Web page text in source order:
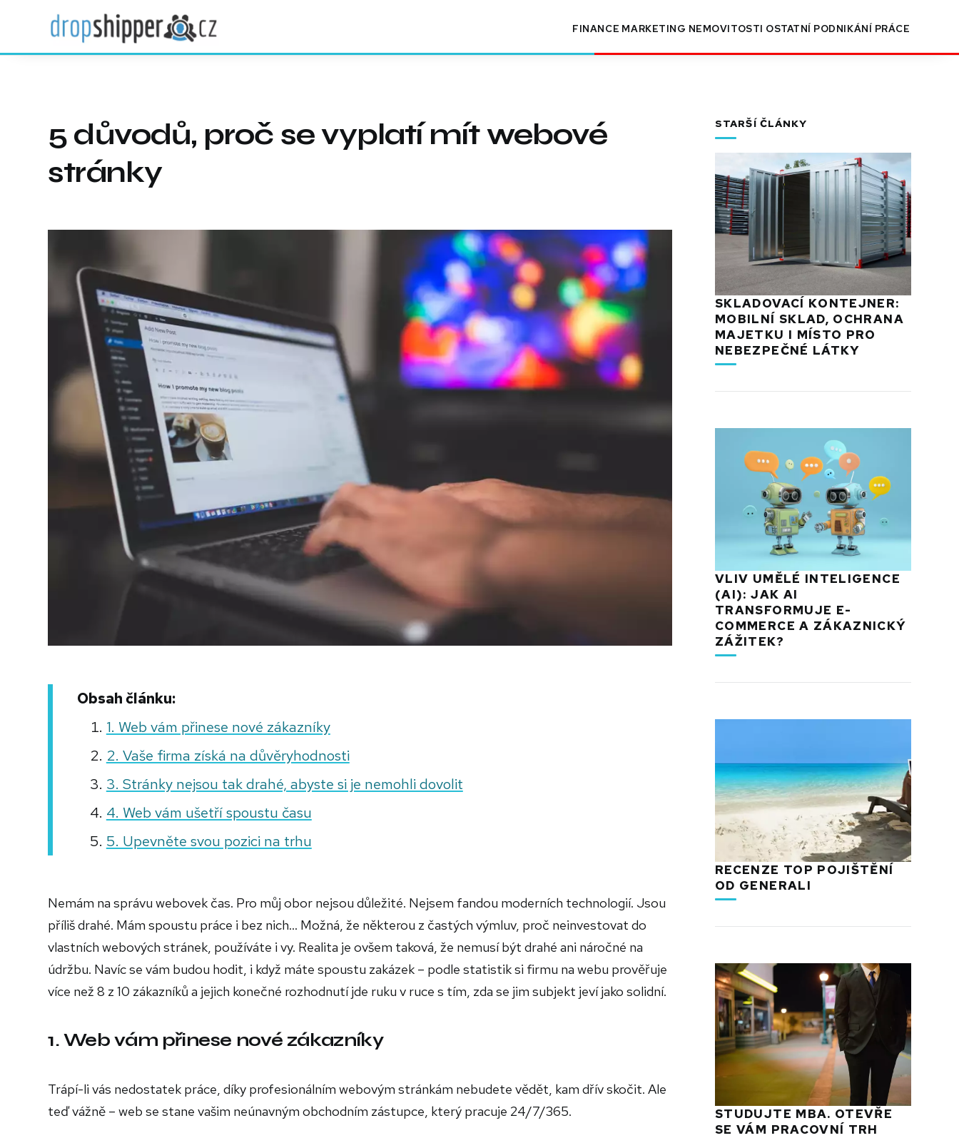
FINANCE MARKETING NEMOVITOSTI OSTATNÍ PODNIKÁNÍ PRÁCE
5 důvodů, proč se vyplatí mít webové
stránky
Obsah článku:
1. Web vám přinese nové zákazníky
2. Vaše firma získá na důvěryhodnosti
3. Stránky nejsou tak drahé, abyste si je nemohli dovolit
4. Web vám ušetří spoustu času
5. Upevněte svou pozici na trhu
Nemám na správu webovek čas. Pro můj obor nejsou důležité. Nejsem fandou moderních technologií. Jsou
příliš drahé. Mám spoustu práce i bez nich... Možná, že některou z častých výmluv, proč neinvestovat do
vlastních webových stránek, používáte i vy. Realita je ovšem taková, že nemusí být drahé ani náročné na
údržbu. Navíc se vám budou hodit, i když máte spoustu zakázek – podle statistik si firmu na webu prověřuje
více než 8 z 10 zákazníků a jejich konečné rozhodnutí jde ruku v ruce s tím, zda se jim subjekt jeví jako solidní.
1. Web vám přinese nové zákazníky
Trápí-li vás nedostatek práce, díky profesionálním webovým stránkám nebudete vědět, kam dřív skočit. Ale
teď vážně – web se stane vašim neúnavným obchodním zástupce, který pracuje 24/7/365.
STARŠÍ ČLÁNKY
SKLADOVACÍ KONTEJNER:
MOBILNÍ SKLAD, OCHRANA
MAJETKU I MÍSTO PRO
NEBEZPEČNÉ LÁTKY
VLIV UMĚLÉ INTELIGENCE
(AI): JAK AI
TRANSFORMUJE E-
COMMERCE A ZÁKAZNICKÝ
ZÁŽITEK?
RECENZE TOP POJIŠTĚNÍ
OD GENERALI
STUDUJTE MBA. OTEVŘE
SE VÁM PRACOVNÍ TRH